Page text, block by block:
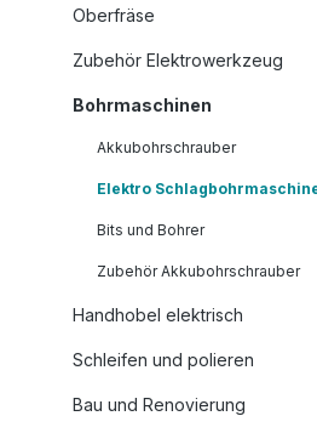
Oberfräse
Zubehör Elektrowerkzeug
Bohrmaschinen
Akkubohrschrauber
Elektro
Bits und Bohrer
Zubehör Akkubohrschrauber
Handhobel elektrisch
Schleifen und polieren
Bau und Renovierung